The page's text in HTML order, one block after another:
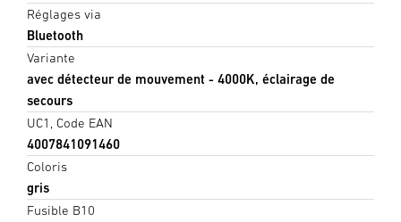
Réglages via
Bluetooth
Variante
avec détecteur de mouvement - 4000K, éclairage de
secours
UC1, Code EAN
4007841091460
Coloris
gris
Fusible B10